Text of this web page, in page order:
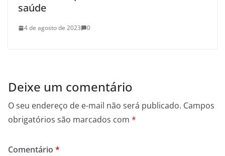
saúde
4 de agosto de 2023 0
Deixe um comentário
O seu endereço de e-mail não será publicado. Campos
obrigatórios são marcados com *
Comentário *